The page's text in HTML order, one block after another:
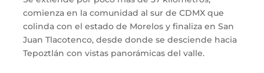
comienza en la comunidad al sur de CDMX que
colinda con el estado de Morelos y finaliza en San
Juan Tlacotenco, desde donde se desciende hacia
Tepoztlán con vistas panorámicas del valle.